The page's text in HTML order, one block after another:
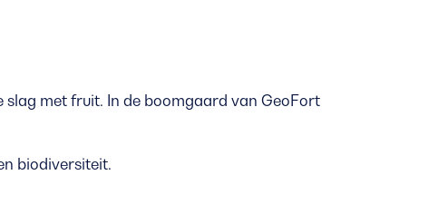
slag met fruit. In de boomgaard van GeoFort
biodiversiteit.